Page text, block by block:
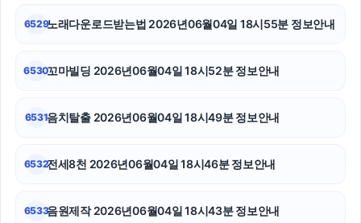
대안학교
강남치과
6529노래다운로드받는법 2026년06월04일 18시55분 정보안내
6530꼬마빌딩 2026년06월04일 18시52분 정보안내
6531음치탈출 2026년06월04일 18시49분 정보안내
6532전세8천 2026년06월04일 18시46분 정보안내
6533음원제작 2026년06월04일 18시43분 정보안내